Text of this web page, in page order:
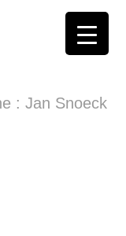
: Jan Snoeck